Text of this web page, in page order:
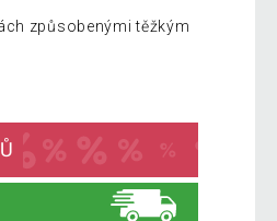
způsobenými těžkým